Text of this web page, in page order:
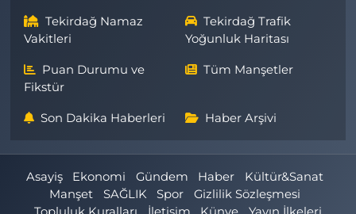
Tekirdağ Namaz
Vakitleri
Tekirdağ Trafik
Yoğunluk Haritası
Puan Durumu ve
Fikstür
Tüm Manşetler
Son Dakika Haberleri Haber Arşivi
Asayiş Ekonomi Gündem Haber
Kültür&Sanat
Manşet
SAĞLIK Spor
Gizlilik Sözleşmesi